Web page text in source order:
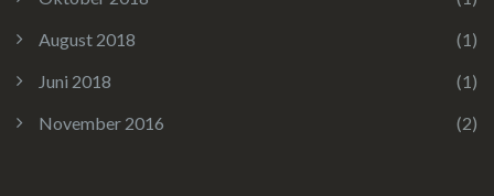
August 2018
(1)
Juni 2018
(1)
November 2016
(2)